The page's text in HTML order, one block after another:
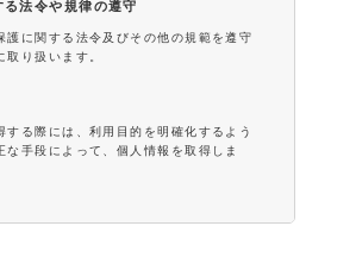
法令や規律の遵守
護に関する法令及びその他の規範を遵守
り扱います。
する際には、利用目的を明確化するよう
な手段によって、個人情報を取得しま